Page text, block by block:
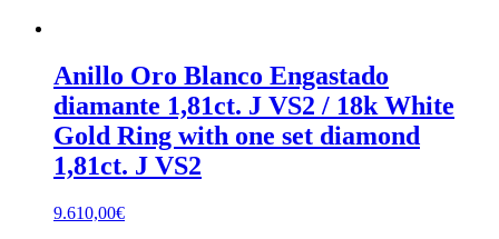
Anillo Oro Blanco Engastado
diamante 1,81ct. J VS2 / 18k White
Gold Ring with one set diamond
1,81ct. J VS2
9.610,00€